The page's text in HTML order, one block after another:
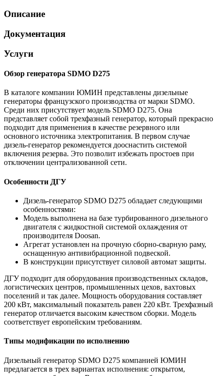
Описание
Документация
Услуги
Обзор генератора SDMO D275
В каталоге компании ЮМИН представлены дизельные
генераторы французского производства от марки SDMO.
Среди них присутствует модель SDMO D275. Она
представляет собой трехфазный генератор, который прекрасно
подходит для применения в качестве резервного или
основного источника электропитания. В первом случае
дизель-генератор рекомендуется дооснастить системой
включения резерва. Это позволит избежать простоев при
отключении централизованной сети.
Особенности ДГУ
Дизель-генератор SDMO D275 обладает следующими
особенностями:
Модель выполнена на базе турбированного дизельного
двигателя с жидкостной системой охлаждения от
производителя Doosan.
Агрегат установлен на прочную сборно-сварную раму,
оснащенную антивибрационной подвеской.
В конструкции присутствует силовой автомат защиты.
ДГУ подходит для оборудования производственных складов,
логистических центров, промышленных цехов, вахтовых
поселений и так далее. Мощность оборудования составляет
200 кВт, максимальный показатель равен 220 кВт. Трехфазный
генератор отличается высоким качеством сборки. Модель
соответствует европейским требованиям.
Типы модификации по исполнению
Дизельный генератор SDMO D275 компанией ЮМИН
предлагается в трех вариантах исполнения: открытом,